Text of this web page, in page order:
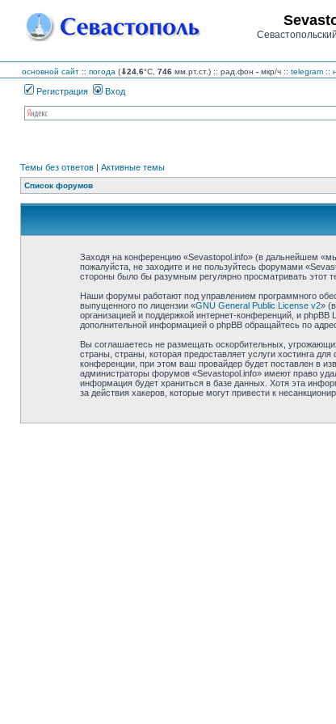
основной сайт :: погода (⇓24.6°C, 746 мм.рт.ст.) :: рад.фон - мкр/ч :: telegram ::
Регистрация Вход
Темы без ответов | Активные темы
Список форумов
Заходя на конференцию «Sevastopol.info» (в дальнейшем
пожалуйста, не заходите и не пользуйтесь форумами
стороны было бы разумным регулярно просматривать этот
Наши форумы работают под управлением программного
выпущенного по лицензии «GNU General Public License v2»
организацией и поддержкой интернет-конференций, и
дополнительной информацией о phpBB обращайтесь по
Вы соглашаетесь не размещать оскорбительных,
страны, страны, которая предоставляет услуги хостинга
конференции, при этом ваш провайдер будет поставлен в
администраторы форумов «Sevastopol.info» имеют право
информация будет храниться в базе данных. Хотя эта
за действия хакеров, которые могут привести к